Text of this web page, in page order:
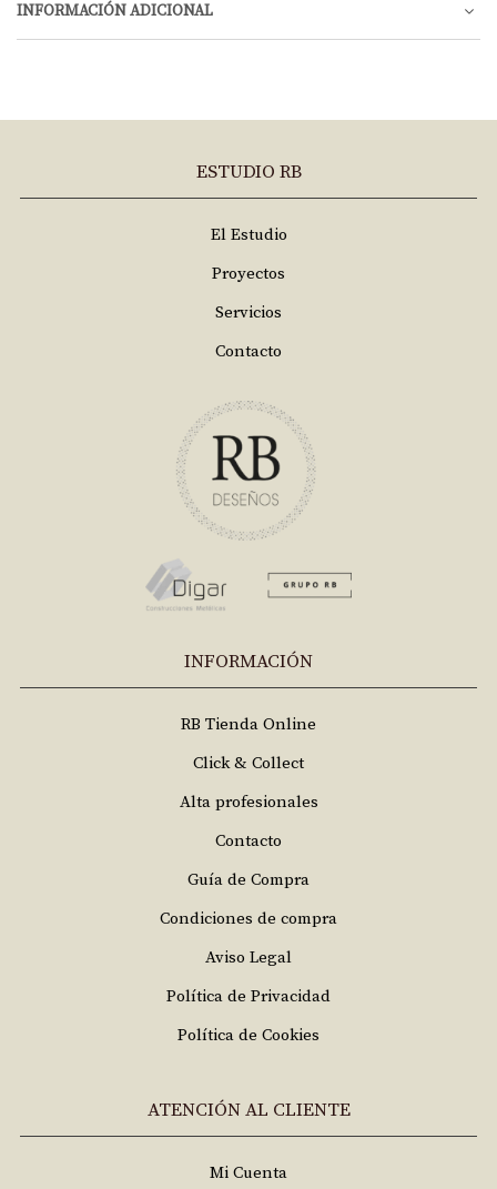
INFORMACIÓN ADICIONAL
ESTUDIO RB
El Estudio
Proyectos
Servicios
Contacto
INFORMACIÓN
RB Tienda Online
Click & Collect
Alta profesionales
Contacto
Guía de Compra
Condiciones de compra
Aviso Legal
Política de Privacidad
Política de Cookies
ATENCIÓN AL CLIENTE
Mi Cuenta